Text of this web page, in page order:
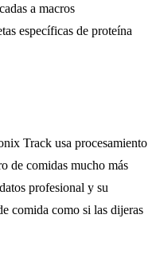
a macros
específicas de proteína
Track usa procesamiento
de comidas mucho más
profesional y su
comida como si las dijeras